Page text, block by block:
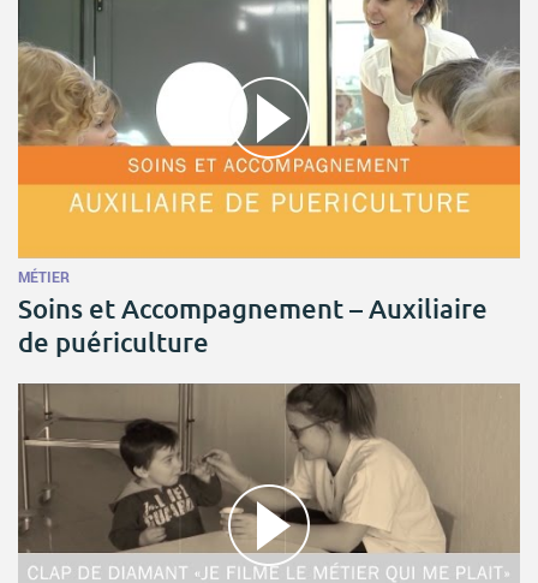
MÉTIER
Soins et Accompagnement – Auxiliaire
de puériculture